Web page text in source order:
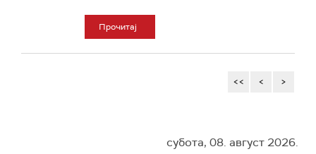
Прочитај
<< < >
субота, 08. август 2026.